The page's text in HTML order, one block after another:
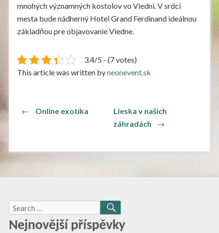
mnohých významných kostolov vo Viedni. V srdci
mesta bude nádherný Hotel Grand Ferdinand ideálnou
základňou pre objavovanie Viedne.
3.4/5 - (7 votes)
This article was written byneonevent.sk
←
Previous
Online exotika
Lieska v našich
záhradáchNext
→
Search
for:
SEARCH
Nejnovější příspěvky